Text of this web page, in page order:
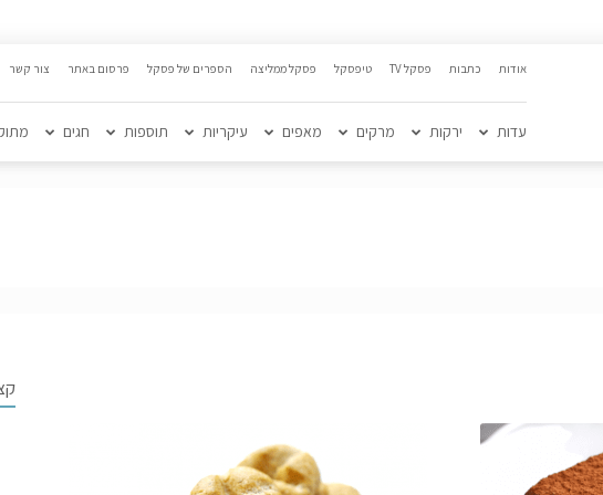
אודות כתבות פסקל TV טיפסקל פסקל ממליצה הספרים של פסקל פרסום באתר צור קשר
עדות ירקות מרקים מאפים עיקריות תוספות חגים